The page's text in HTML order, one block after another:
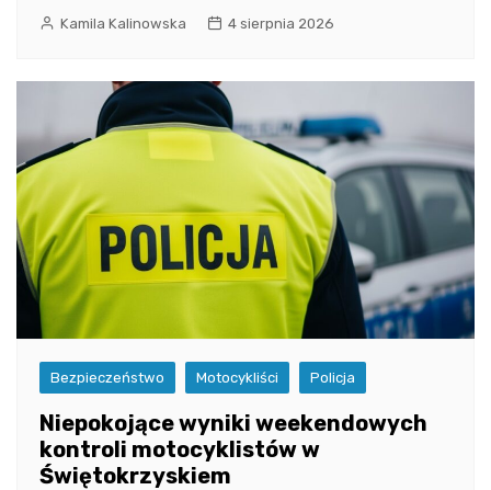
Kamila Kalinowska 4 sierpnia 2026
Bezpieczeństwo Motocykliści Policja
Niepokojące wyniki weekendowych
kontroli motocyklistów w
Świętokrzyskiem